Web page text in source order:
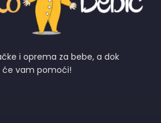
i oprema za bebe, a dok
će vam pomoći!